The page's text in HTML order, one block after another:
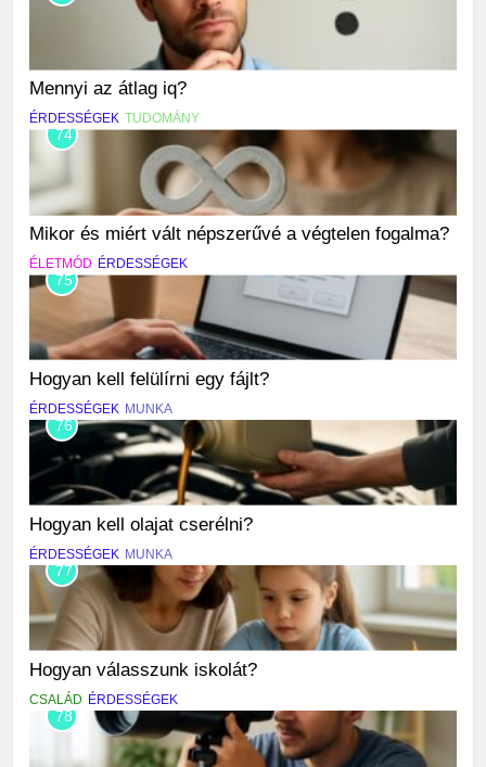
Mennyi az átlag iq?
ÉRDESSÉGEK TUDOMÁNY
74
Mikor és miért vált népszerűvé a végtelen fogalma?
ÉLETMÓD ÉRDESSÉGEK
75
Hogyan kell felülírni egy fájlt?
ÉRDESSÉGEK MUNKA
76
Hogyan kell olajat cserélni?
ÉRDESSÉGEK MUNKA
77
Hogyan válasszunk iskolát?
CSALÁD ÉRDESSÉGEK
78